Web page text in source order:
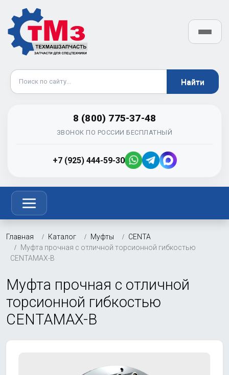
8 (800) 775-37-48
ЗВОНОК ПО РОССИИ БЕСПЛАТНЫЙ
+7 (925) 444-59-30
Главная Каталог Муфты
CENTA
Муфта прочная с отличной торсионной гибкостью
CENTAMAX-B
Муфта прочная с отличной
торсионной гибкостью
CENTAMAX-B